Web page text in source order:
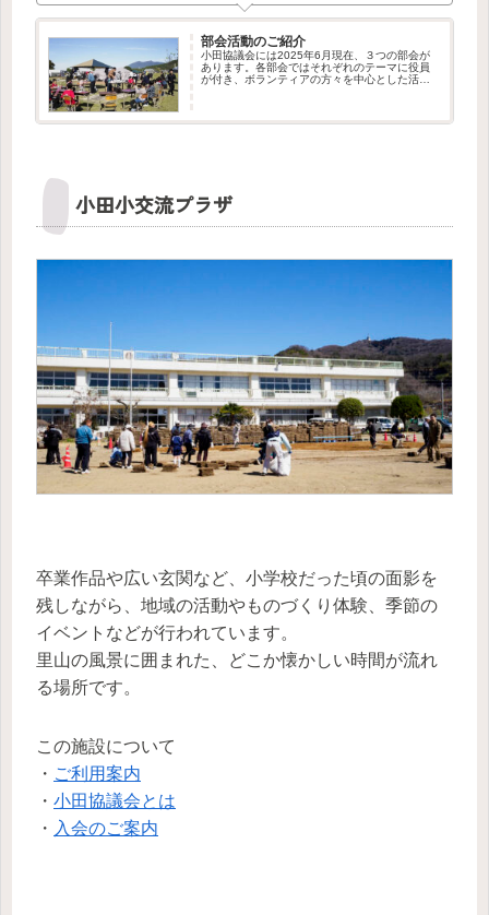
部会活動のご紹介
小田協議会には2025年6月現在、３つの部会が
あります。各部会ではそれぞれのテーマに役員
が付き、ボランティアの方々を中心とした活動
小田小交流プラザ
卒業作品や広い玄関など、小学校だった頃の面影を
残しながら、地域の活動やものづくり体験、季節の
イベントなどが行われています。
里山の風景に囲まれた、どこか懐かしい時間が流れ
る場所です。
この施設について
・ ご利用案内
・ 小田協議会とは
・ 入会のご案内